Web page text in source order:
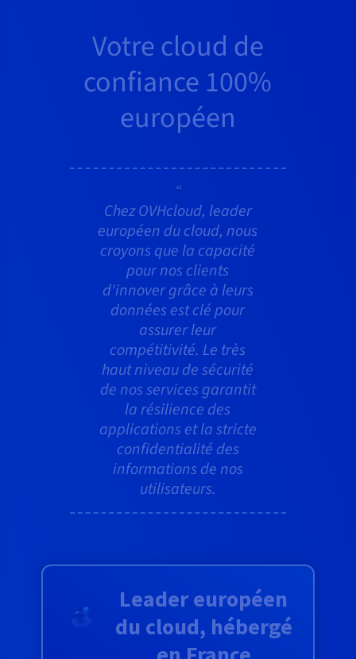
Votre cloud de
confiance 100%
européen
Chez OVHcloud, leader
européen du cloud, nous
croyons que la capacité
pour nos clients
d'innover grâce à leurs
données est clé pour
assurer leur
compétitivité. Le très
haut niveau de sécurité
de nos services garantit
la résilience des
applications et la stricte
confidentialité des
informations de nos
utilisateurs.
Leader européen
du cloud, hébergé